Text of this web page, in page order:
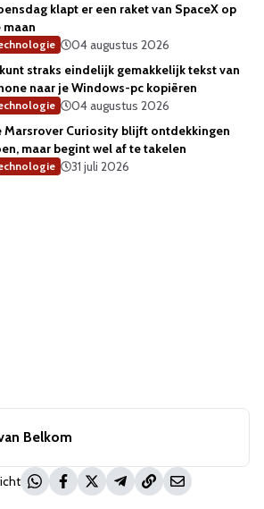
klapt er een raket van SpaceX op
maan
04 augustus 2026
kunt straks eindelijk gemakkelijk tekst van
naar je Windows-pc kopiëren
04 augustus 2026
Marsrover Curiosity blijft ontdekkingen
maar begint wel af te takelen
31 juli 2026
Belkom